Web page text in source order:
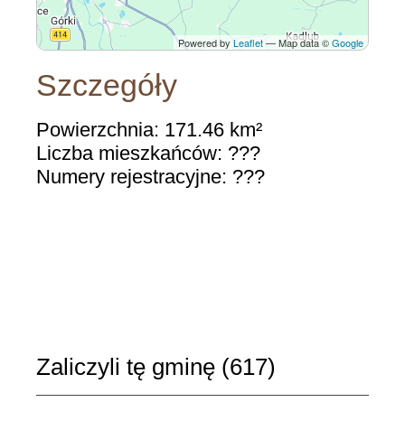
Powered by Leaflet— Map data ©Google
Szczegóły
Powierzchnia: 171.46 km²
Liczba mieszkańców: ???
Numery rejestracyjne: ???
Zaliczyli tę gminę (617)